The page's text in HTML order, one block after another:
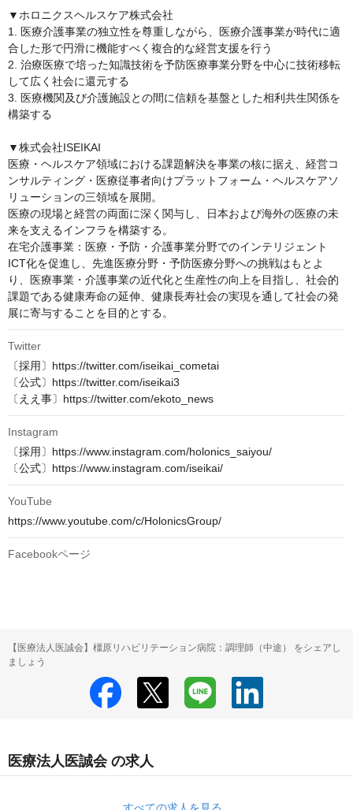
▼ホロニクスヘルスケア株式会社
1. 医療介護事業の独立性を尊重しながら、医療介護事業が時代に適
合した形で円滑に機能すべく複合的な経営支援を行う
2. 治療医療で培った知識技術を予防医療事業分野を中心に技術移転
して広く社会に還元する
3. 医療機関及び介護施設との間に信頼を基盤とした相利共生関係を
構築する
▼株式会社ISEIKAI
医療・ヘルスケア領域における課題解決を事業の核に据え、経営コ
ンサルティング・医療従事者向けプラットフォーム・ヘルスケアソ
リューションの三領域を展開。
医療の現場と経営の両面に深く関与し、日本および海外の医療の未
来を支えるインフラを構築する。
在宅介護事業：医療・予防・介護事業分野でのインテリジェント
ICT化を促進し、先進医療分野・予防医療分野への挑戦はもとよ
り、医療事業・介護事業の近代化と生産性の向上を目指し、社会的
課題である健康寿命の延伸、健康長寿社会の実現を通して社会の発
展に寄与することを目的とする。
Twitter
〔採用〕https://twitter.com/iseikai_cometai
〔公式〕https://twitter.com/iseikai3
〔ええ事〕https://twitter.com/ekoto_news
Instagram
〔採用〕https://www.instagram.com/holonics_saiyou/
〔公式〕https://www.instagram.com/iseikai/
YouTube
https://www.youtube.com/c/HolonicsGroup/
Facebookページ
【医療法人医誠会】橿原リハビリテーション病院：調理師（中途） をシェアし
ましょう
医療法人医誠会 の求人